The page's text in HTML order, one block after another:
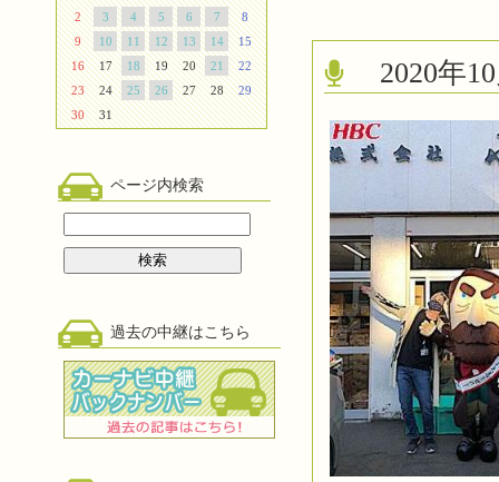
2
3 4 5 6 7
8
9
10 11 12 13 14
15
16
17 18 19 20 21
22
23
24 25 26 27 28
29
30
31
ページ内検索
過去の中継はこちら
2020年